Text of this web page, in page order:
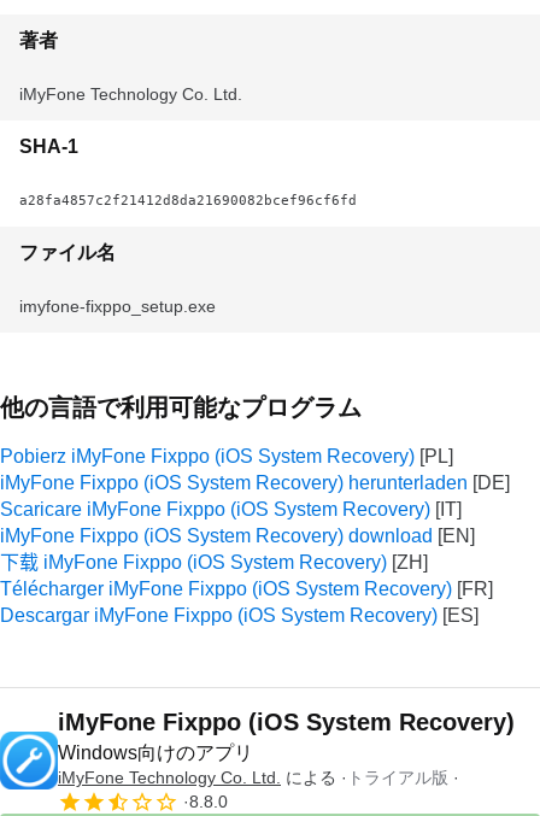
著者
iMyFone Technology Co. Ltd.
SHA-1
a28fa4857c2f21412d8da21690082bcef96cf6fd
ファイル名
imyfone-fixppo_setup.exe
他の言語で利用可能なプログラム
Pobierz iMyFone Fixppo (iOS System Recovery)
iMyFone Fixppo (iOS System Recovery) herunterladen
Scaricare iMyFone Fixppo (iOS System Recovery)
iMyFone Fixppo (iOS System Recovery) download
下载 iMyFone Fixppo (iOS System Recovery)
Télécharger iMyFone Fixppo (iOS System Recovery)
Descargar iMyFone Fixppo (iOS System Recovery)
iMyFone Fixppo (iOS System Recovery)
Windows向けのアプリ
iMyFone Technology Co. Ltd. による
トライアル版
8.8.0